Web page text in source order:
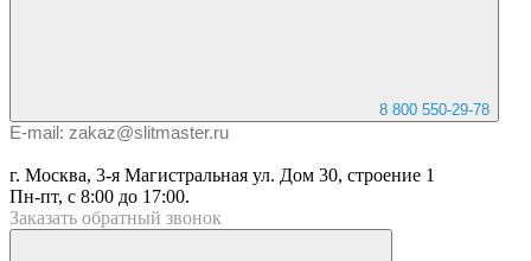
8 800 550-29-78
E-mail: zakaz@slitmaster.ru
г. Москва, 3-я Магистральная ул. Дом 30, строение 1
Пн-пт, с 8:00 до 17:00.
Заказать обратный звонок